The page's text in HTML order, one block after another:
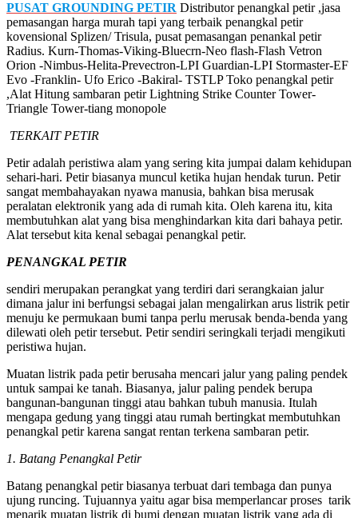
PUSAT GROUNDING PETIR Distributor penangkal petir ,jasa
pemasangan harga murah tapi yang terbaik penangkal petir
kovensional Splizen/ Trisula, pusat pemasangan penankal petir
Radius. Kurn-Thomas-Viking-Bluecrn-Neo flash-Flash Vetron
Orion -Nimbus-Helita-Prevectron-LPI Guardian-LPI Stormaster-EF
Evo -Franklin- Ufo Erico -Bakiral- TSTLP Toko penangkal petir
,Alat Hitung sambaran petir Lightning Strike Counter Tower-
Triangle Tower-tiang monopole
TERKAIT PETIR
Petir adalah peristiwa alam yang sering kita jumpai dalam kehidupan
sehari-hari. Petir biasanya muncul ketika hujan hendak turun. Petir
sangat membahayakan nyawa manusia, bahkan bisa merusak
peralatan elektronik yang ada di rumah kita. Oleh karena itu, kita
membutuhkan alat yang bisa menghindarkan kita dari bahaya petir.
Alat tersebut kita kenal sebagai penangkal petir.
PENANGKAL PETIR
sendiri merupakan perangkat yang terdiri dari serangkaian jalur
dimana jalur ini berfungsi sebagai jalan mengalirkan arus listrik petir
menuju ke permukaan bumi tanpa perlu merusak benda-benda yang
dilewati oleh petir tersebut. Petir sendiri seringkali terjadi mengikuti
peristiwa hujan.
Muatan listrik pada petir berusaha mencari jalur yang paling pendek
untuk sampai ke tanah. Biasanya, jalur paling pendek berupa
bangunan-bangunan tinggi atau bahkan tubuh manusia. Itulah
mengapa gedung yang tinggi atau rumah bertingkat membutuhkan
penangkal petir karena sangat rentan terkena sambaran petir.
1. Batang Penangkal Petir
Batang penangkal petir biasanya terbuat dari tembaga dan punya
ujung runcing. Tujuannya yaitu agar bisa memperlancar proses tarik
menarik muatan listrik di bumi dengan muatan listrik yang ada di